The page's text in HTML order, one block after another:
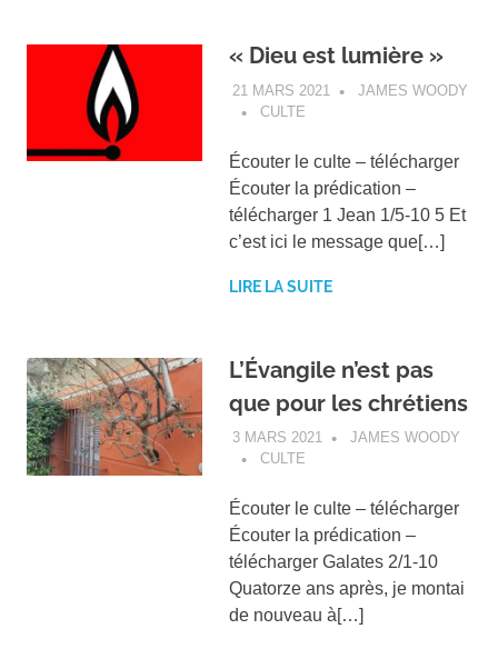
« Dieu est lumière »
21 MARS 2021
JAMES WOODY
CULTE
Écouter le culte – télécharger
Écouter la prédication –
télécharger 1 Jean 1/5-10 5 Et
c’est ici le message que[…]
LIRE LA SUITE
L’Évangile n’est pas
que pour les chrétiens
3 MARS 2021
JAMES WOODY
CULTE
Écouter le culte – télécharger
Écouter la prédication –
télécharger Galates 2/1-10
Quatorze ans après, je montai
de nouveau à[…]